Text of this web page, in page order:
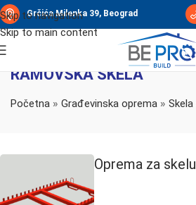
Skip to navigation
Skip to main content
Grčića Milenka 39, Beograd
RAMOVSKA SKELA
Početna » Građevinska oprema » Skela
Oprema za skelu